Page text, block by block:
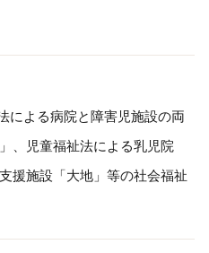
による病院と障害児施設の両
、児童福祉法による乳児院
援施設「大地」等の社会福祉